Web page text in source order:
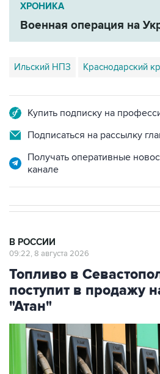
ХРОНИКА
Военная операция на
Ильский НПЗ Краснодарский
Купить подписку на
Подписаться на рассылку
Получать оперативные
канале
В РОССИИ
09:22, 8 августа 2026
Топливо в
поступит в продажу
"Атан"